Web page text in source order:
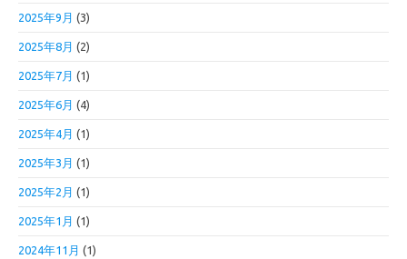
2025年9月 (3)
2025年8月 (2)
2025年7月 (1)
2025年6月 (4)
2025年4月 (1)
2025年3月 (1)
2025年2月 (1)
2025年1月 (1)
2024年11月 (1)